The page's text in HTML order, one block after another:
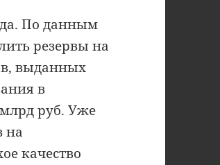
По данным
резервы на
выданных
в
руб. Уже
на
качество